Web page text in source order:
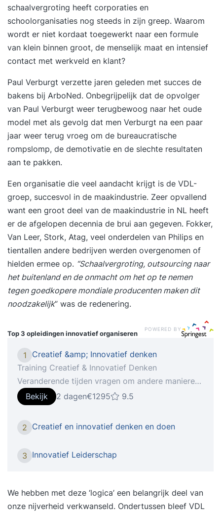
schaalvergroting heeft corporaties en
schoolorganisaties nog steeds in zijn greep. Waarom
wordt er niet kordaat toegewerkt naar een formule
van klein binnen groot, de menselijk maat en intensief
contact met werkveld en klant?
Paul Verburgt verzette jaren geleden met succes de
bakens bij ArboNed. Onbegrijpelijk dat de opvolger
van Paul Verburgt weer terugbewoog naar het oude
model met als gevolg dat men Verburgt na een paar
jaar weer terug vroeg om de bureaucratische
rompslomp, de demotivatie en de slechte resultaten
aan te pakken.
Een organisatie die veel aandacht krijgt is de VDL-
groep, succesvol in de maakindustrie. Zeer opvallend
want een groot deel van de maakindustrie in NL heeft
er de afgelopen decennia de brui aan gegeven. Fokker,
Van Leer, Stork, Atag, veel onderdelen van Philips en
tientallen andere bedrijven werden overgenomen of
hielden ermee op. “Schaalvergroting, outsourcing naar
het buitenland en de onmacht om het op te nemen
tegen goedkopere mondiale producenten maken dit
noodzakelijk” was de redenering.
Top 3 opleidingeninnovatief organiseren
POWERED BY
1
Creatief &amp; Innovatief denken
Training Creatief & Innovatief Denken
Veranderende tijden vragen om andere manieren
van denken.Creativiteit en innovatie zijn de
sleutelwoorden om je staande te kunnen houden
in deze tijd. Creatief denken, het vermogen om
werkgevers steeds vaker als waardevolle
voren verwachten ze dat medewerkers hun frisse
blik weten te behouden en in staat zijn ‘out of the
Bekijk 2 dagen€1295 9.5
2 Creatief en innovatief denken en doen
3 Innovatief Leiderschap
We hebben met deze ‘logica’ een belangrijk deel van
onze nijverheid verkwanseld. Ondertussen bleef VDL